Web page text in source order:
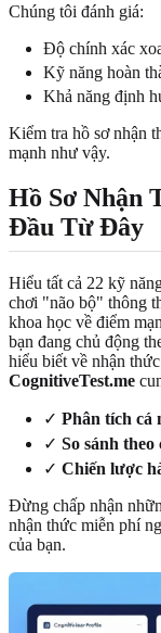
Chúng tôi đánh giá:
Độ chính xác
Kỹ năng hoàn
Khả năng định
Kiểm tra hồ sơ nhận
mạnh như vậy.
Hồ Sơ Nhận
Đầu Từ Đây
Hiểu tất cả 22 kỹ
chơi "não bộ" thông
khoa học về điểm
bạn đang chủ động
hiểu biết về nhận
CognitiveTest.me
✓ Phân tích cá
✓ So sánh
✓ Chiến lược
Đừng chấp nhận
nhận thức miễn phí
của bạn.